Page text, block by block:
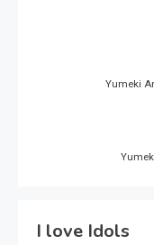
Yumeki
I love Idols